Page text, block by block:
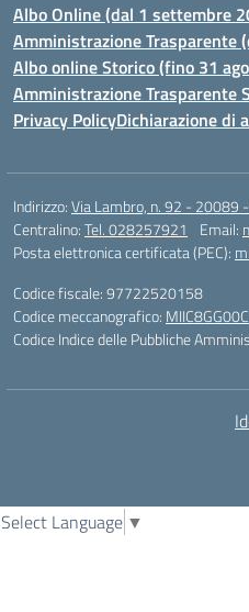
Albo Online (dal 1 settembre
Amministrazione Trasparente
Albo online Storico (fino 31
Amministrazione Trasparente
Privacy PolicyDichiarazione di
Indirizzo:Via Lambro, n. 92 - 20089
Centralino:Tel. 028257921 Email:
Posta elettronica certificata (PEC):
Codice fiscale: 97722520158
Codice meccanografico: MIIC8GG00C
Codice Indice delle Pubbliche
Select Language ▼